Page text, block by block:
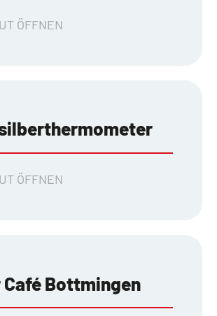
ÖFFNEN
ÖFFNEN
Café Bottmingen